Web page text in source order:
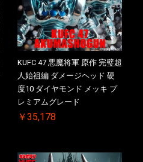
KUFC 47 悪魔将軍 原作 完璧超
人始祖編 ダメージヘッド 硬
度10 ダイヤモンド メッキ プ
レミアムグレード
￥35,178